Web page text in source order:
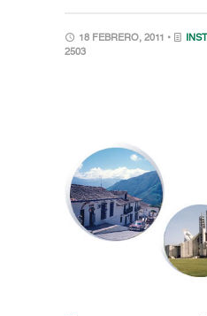
18 FEBRERO, 2011 •
2503